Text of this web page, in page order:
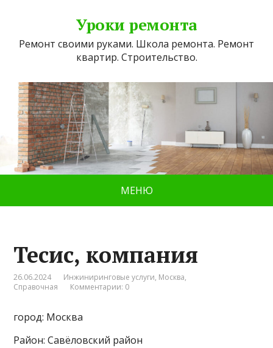
Уроки ремонта
Ремонт своими руками. Школа ремонта. Ремонт
квартир. Строительство.
МЕНЮ
Тесис, компания
26.06.2024 Инжиниринговые услуги, Москва,
Справочная
Комментарии: 0
город: Москва
Район: Савёловский район